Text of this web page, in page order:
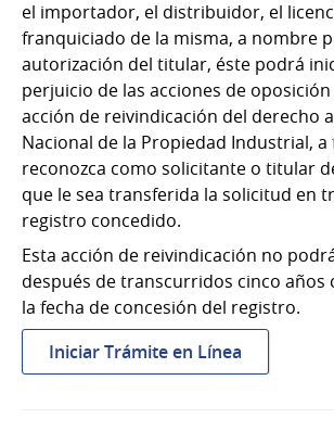
el importador, el distribuidor, el
franquiciado de la misma, a nombre
autorización del titular, éste podrá
perjuicio de las acciones de
acción de reivindicación del derecho
Nacional de la Propiedad Industrial, a
reconozca como solicitante o titular
que le sea transferida la solicitud en
registro concedido.
Esta acción de reivindicación no
después de transcurridos cinco años
la fecha de concesión del registro.
Iniciar Trámite en Línea
Acción